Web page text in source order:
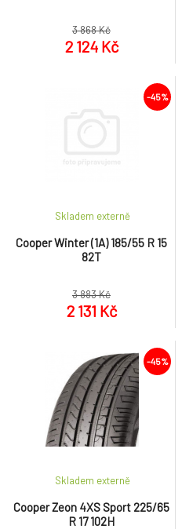
3 868 Kč
2 124 Kč
-45%
Cooper Winter (1A) 185/55 R 15
82T
Skladem externě
3 883 Kč
2 131 Kč
-45%
Cooper Zeon 4XS Sport 225/65
R 17 102H
Skladem externě